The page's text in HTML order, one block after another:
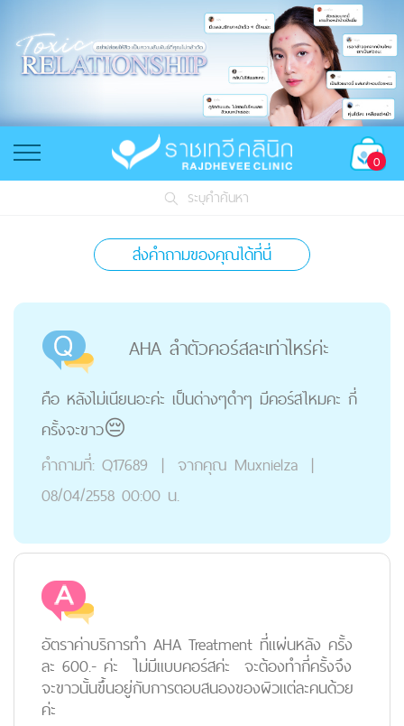
0
ระบุคำค้นหา
ส่งคำถามของคุณได้ที่นี่
AHA ลำตัวคอร์สละเท่าไหร่ค่ะ
คือ หลังไม่เนียนอะค่ะ เป็นด่างๆดำๆ มีคอร์สไหมคะ กี่
ครั้งจะขาว😔
คำถามที่: Q17689 | จากคุณ Muxnielza |
08/04/2558 00:00 น.
อัตราค่าบริการทำ AHA Treatment ที่แผ่นหลัง ครั้ง
ละ 600.- ค่ะ ไม่มีแบบคอร์สค่ะ จะต้องทำกี่ครั้งจึง
จะขาวนั้นขึ้นอยู่กับการตอบสนองของผิวแต่ละคนด้วย
ค่ะ